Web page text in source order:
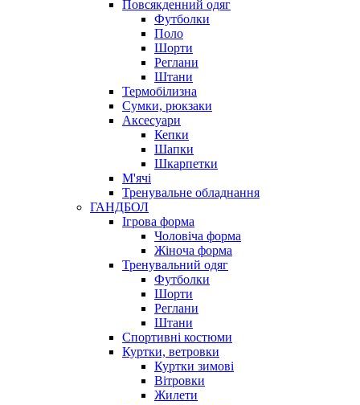
Повсякденний одяг
Футболки
Поло
Шорти
Реглани
Штани
Термобілизна
Сумки, рюкзаки
Аксесуари
Кепки
Шапки
Шкарпетки
М'ячі
Тренувальне обладнання
ГАНДБОЛ
Ігрова форма
Чоловіча форма
Жіноча форма
Тренувальний одяг
Футболки
Шорти
Реглани
Штани
Спортивні костюми
Куртки, ветровки
Куртки зимові
Вітровки
Жилети